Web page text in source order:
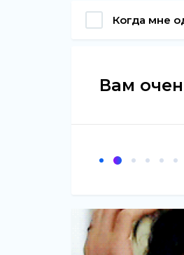
Когда мне
Вам